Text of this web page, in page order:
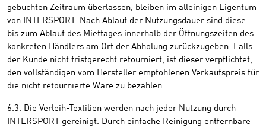
gebuchten Zeitraum überlassen, bleiben im alleinigen Eigentum
von INTERSPORT. Nach Ablauf der Nutzungsdauer sind diese
bis zum Ablauf des Miettages innerhalb der Öffnungszeiten des
konkreten Händlers am Ort der Abholung zurückzugeben. Falls
der Kunde nicht fristgerecht retourniert, ist dieser verpflichtet,
den vollständigen vom Hersteller empfohlenen Verkaufspreis für
die nicht retournierte Ware zu bezahlen.
6.3. Die Verleih-Textilien werden nach jeder Nutzung durch
INTERSPORT gereinigt. Durch einfache Reinigung entfernbare